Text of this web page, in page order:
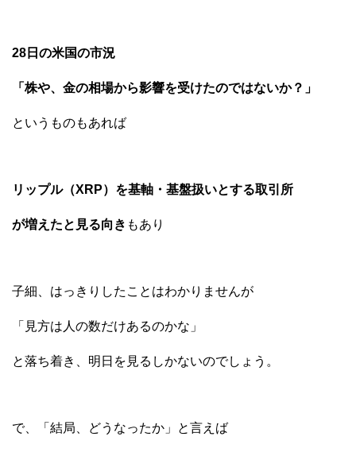
28日の米国の市況
「株や、金の相場から影響を受けたのではないか？」
というものもあれば
リップル（XRP）を基軸・基盤扱いとする取引所
が増えたと見る向き もあり
子細、はっきりしたことはわかりませんが
「見方は人の数だけあるのかな」
と落ち着き、明日を見るしかないのでしょう。
で、「結局、どうなったか」と言えば